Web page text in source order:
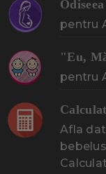
pentru
"Eu,
pentru
Afla